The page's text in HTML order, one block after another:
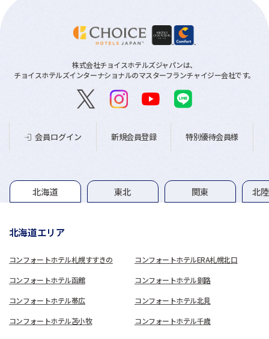
株式会社チョイスホテルズジャパンは、
チョイスホテルズインターナショナルのマスターフランチャイジー会社です。
会員ログイン 新規会員登録 特別優待会員様
グループホテル一覧
北海道 東北 関東 北
北海道エリア
コンフォートホテル札幌すすきの コンフォートホテルERA札幌北口
コンフォートホテル函館 コンフォートホテル釧路
コンフォートホテル帯広 コンフォートホテル北見
コンフォートホテル苫小牧 コンフォートホテル千歳